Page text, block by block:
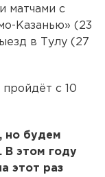
матчами с
Казанью» (23
в Тулу (27
с 10
но будем
В этом году
этот раз